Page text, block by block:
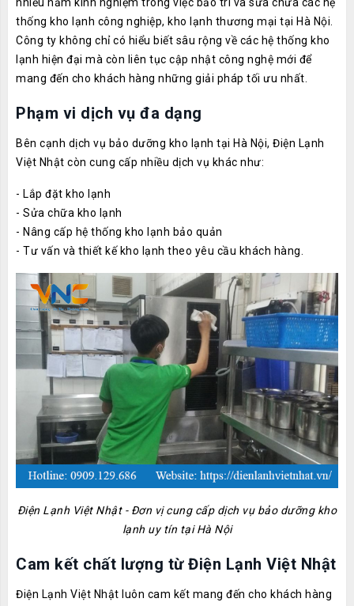
thống kho lạnh công nghiệp, kho lạnh thương mại tại Hà Nội.
Công ty không chỉ có hiểu biết sâu rộng về các hệ thống kho
lạnh hiện đại mà còn liên tục cập nhật công nghệ mới để
mang đến cho khách hàng những giải pháp tối ưu nhất.
Phạm vi dịch vụ đa dạng
Bên cạnh dịch vụ bảo dưỡng kho lạnh tại Hà Nội, Điện Lạnh
Việt Nhật còn cung cấp nhiều dịch vụ khác như:
- Lắp đặt kho lạnh
- Sửa chữa kho lạnh
- Nâng cấp hệ thống kho lạnh bảo quản
- Tư vấn và thiết kế kho lạnh theo yêu cầu khách hàng.
Điện Lạnh Việt Nhật - Đơn vị cung cấp dịch vụ bảo dưỡng kho
lạnh uy tín tại Hà Nội
Cam kết chất lượng từ Điện Lạnh Việt Nhật
Điện Lạnh Việt Nhật luôn cam kết mang đến cho khách hàng